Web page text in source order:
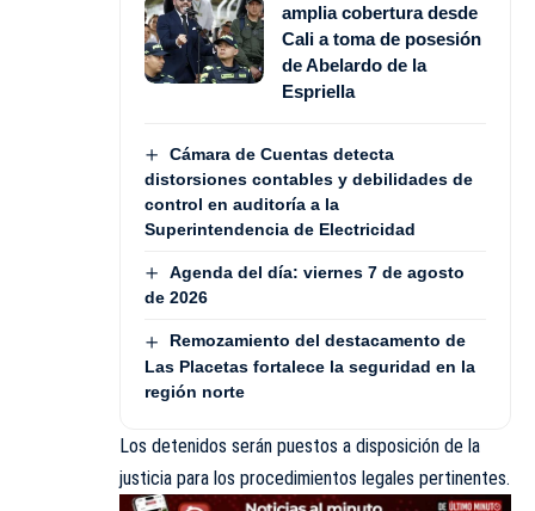
amplia cobertura desde
Cali a toma de posesión
de Abelardo de la
Espriella
Cámara de Cuentas detecta
distorsiones contables y debilidades de
control en auditoría a la
Superintendencia de Electricidad
Agenda del día: viernes 7 de agosto
de 2026
Remozamiento del destacamento de
Las Placetas fortalece la seguridad en la
región norte
Los detenidos serán puestos a disposición de la
justicia para los procedimientos legales pertinentes.